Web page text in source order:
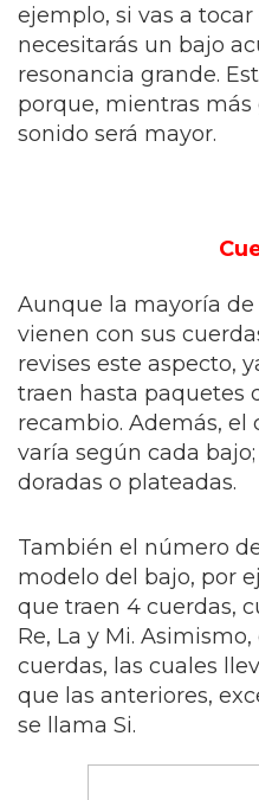
ejemplo, si vas a
necesitarás un bajo
resonancia grande.
porque, mientras más
sonido será mayor.
Aunque la mayoría
vienen con sus
revises este aspecto,
traen hasta paquetes
recambio. Además, el
varía según cada
doradas o plateadas.
También el número
modelo del bajo, por
que traen 4 cuerdas,
Re, La y Mi.
cuerdas, las cuales
que las anteriores,
se llama Si.